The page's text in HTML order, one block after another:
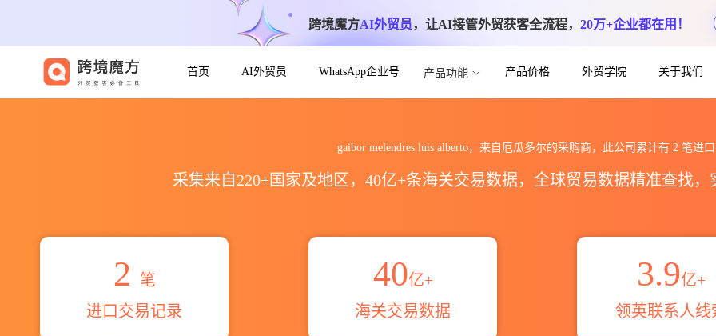
跨境魔方AI外贸员，让AI接管外贸获客全流程， 20万+企业都在用！
首页 AI外贸员 WhatsApp企业号 产品功能 产品价格 外贸学院 关于我们
gaibor melendres luis alberto，来自厄瓜多尔的采购商，此公司累计有 2笔进口
采集来自220+国家及地区，40亿+条海关交易数据，全球贸易数据精准查找
2
笔
进口交易记录
40亿+
海关交易数据
3.9亿+
领英联系人线